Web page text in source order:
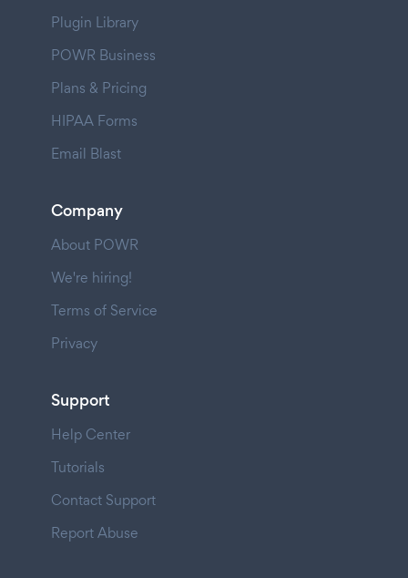
Plugin Library
POWR Business
Plans & Pricing
HIPAA Forms
Email Blast
Company
About POWR
We're hiring!
Terms of Service
Privacy
Support
Help Center
Tutorials
Contact Support
Report Abuse